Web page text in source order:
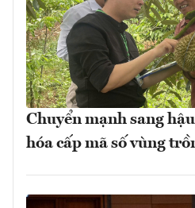
Chuyển mạnh sang
hóa cấp mã số vùng